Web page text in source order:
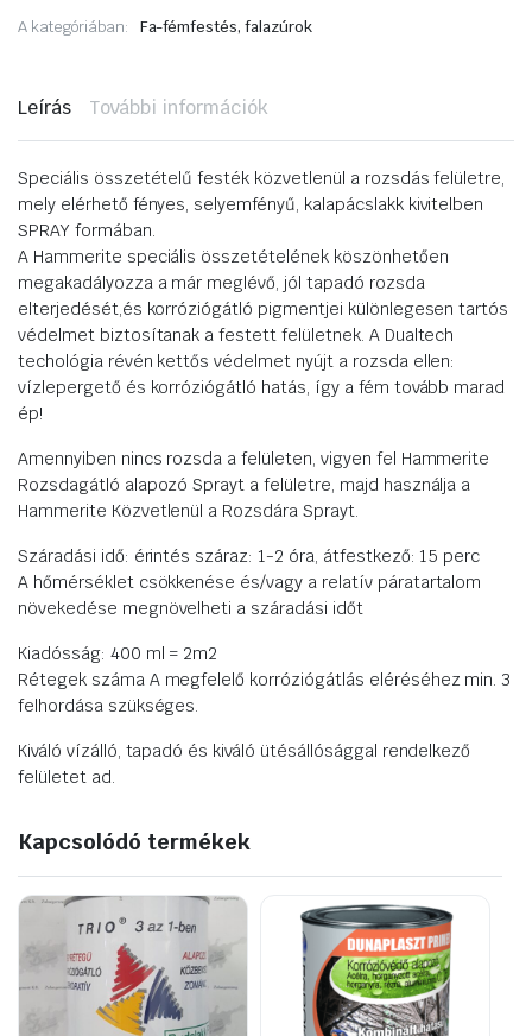
Fényes
A kategóriában: Fa-fémfestés, falazúrok
Leírás További információk
Speciális összetételű festék közvetlenül a rozsdás felületre,
mely elérhető fényes, selyemfényű, kalapácslakk kivitelben
SPRAY formában.
A Hammerite speciális összetételének köszönhetően
megakadályozza a már meglévő, jól tapadó rozsda
elterjedését,és korróziógátló pigmentjei különlegesen tartós
védelmet biztosítanak a festett felületnek. A Dualtech
techológia révén kettős védelmet nyújt a rozsda ellen:
vízlepergető és korróziógátló hatás, így a fém tovább marad
ép!
Amennyiben nincs rozsda a felületen, vigyen fel Hammerite
Rozsdagátló alapozó Sprayt a felületre, majd használja a
Hammerite Közvetlenül a Rozsdára Sprayt.
Száradási idő: érintés száraz: 1-2 óra, átfestkező: 15 perc
A hőmérséklet csökkenése és/vagy a relatív páratartalom
növekedése megnövelheti a száradási időt
Kiadósság: 400 ml = 2m2
Rétegek száma A megfelelő korróziógátlás eléréséhez min. 3
felhordása szükséges.
Kiváló vízálló, tapadó és kiváló ütésállósággal rendelkező
felületet ad.
Kapcsolódó termékek